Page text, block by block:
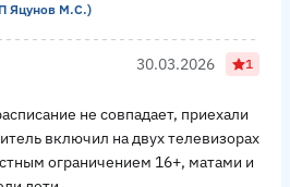
Яцунов М.С.)
30.03.2026 1
не совпадает, приехали
включил на двух телевизорах
ограничением 16+, матами и